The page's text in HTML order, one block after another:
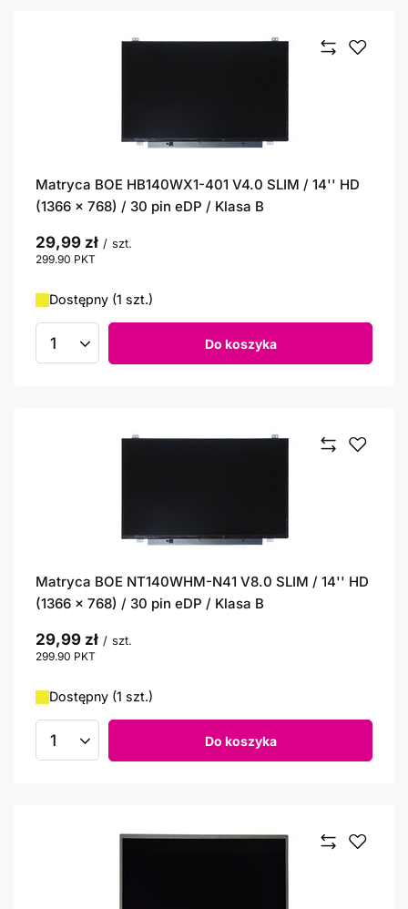
Matryca BOE HB140WX1-401 V4.0 SLIM / 14'' HD
(1366 x 768) / 30 pin eDP / Klasa B
29,99 zł / szt.
299.90 PKT
Dostępny (1 szt.)
Ilość produktów Do koszyka
Matryca BOE NT140WHM-N41 V8.0 SLIM / 14'' HD
(1366 x 768) / 30 pin eDP / Klasa B
29,99 zł / szt.
299.90 PKT
Dostępny (1 szt.)
Ilość produktów Do koszyka